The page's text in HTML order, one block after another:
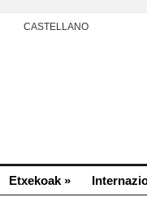
CASTELLANO
Etxekoak »